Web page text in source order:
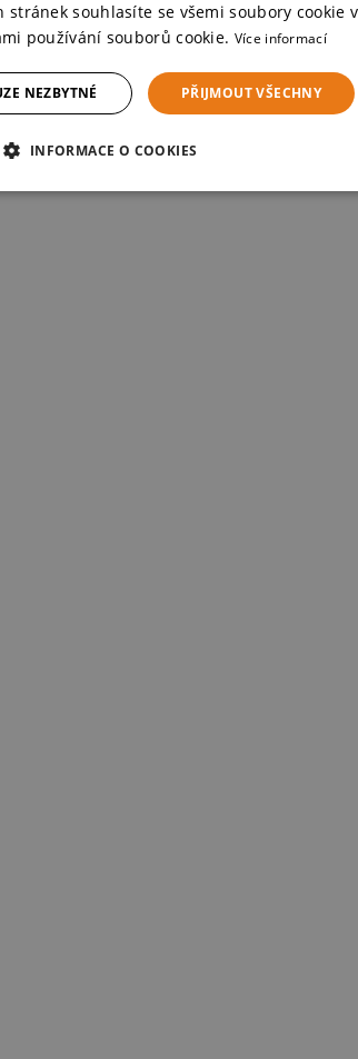
stránek souhlasíte se všemi soubory cookie
používání souborů cookie. Více informací
PŘIJMOUT VŠECHNY
NEZBYTNÉ
INFORMACE O COOKIES